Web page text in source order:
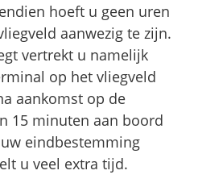
hoeft u geen uren
aanwezig te zijn.
vertrekt u namelijk
op het vliegveld
aankomst op de
15 minuten aan boord
eindbestemming
u veel extra tijd.